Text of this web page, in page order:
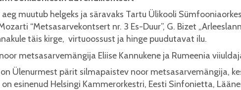
muutub helgeks ja säravaks Tartu Ülikooli
“Metsasarvekontsert nr. 3 Es-Duur”, G. Bizet
täis kirge, virtuoossust ja hinge puudutavat ilu.
metsasarvemängija Eliise Kannukene ja Rumeenia
on Ülenurmest pärit silmapaistev noor metsasarvemängija,
esinenud Helsingi Kammerorkestri, Eesti Sinfonietta,